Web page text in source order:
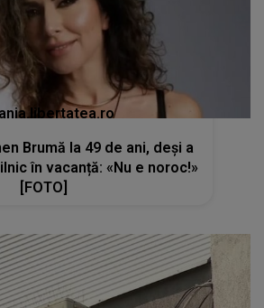
Brumă la 49 de ani, deși a
în vacanță: «Nu e noroc!»
[FOTO]